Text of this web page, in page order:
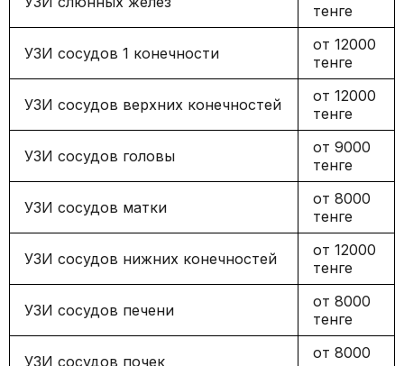
тенге
УЗИ сосудов 1 конечности
от 12000
тенге
УЗИ сосудов верхних конечностей
от 12000
тенге
УЗИ сосудов головы
от 9000
тенге
УЗИ сосудов матки
от 8000
тенге
УЗИ сосудов нижних конечностей
от 12000
тенге
УЗИ сосудов печени
от 8000
тенге
УЗИ сосудов почек
от 8000